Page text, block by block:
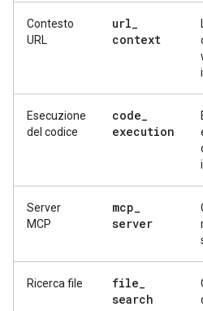
Contesto
URL
url_
context
Esecuzione
del codice
code_
execution
Server
MCP
mcp_
server
Ricerca file file_
search